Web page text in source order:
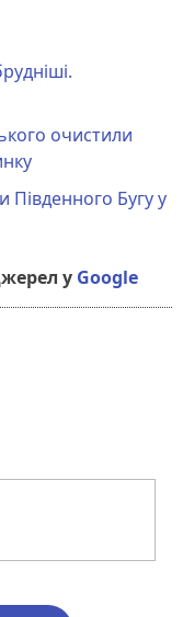
очистили
Бугу у
у Google